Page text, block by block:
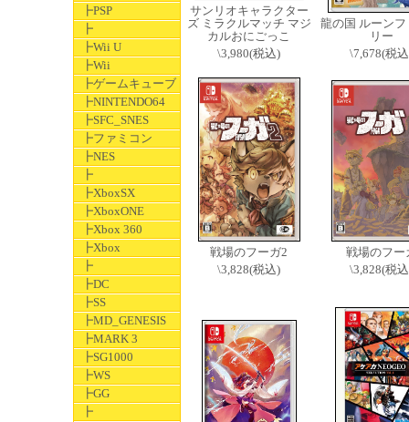
┣PSP
┣
┣Wii U
┣Wii
┣ゲームキューブ
┣NINTENDO64
┣SFC_SNES
┣ファミコン
┣NES
┣
┣XboxSX
┣XboxONE
┣Xbox 360
┣Xbox
┣
┣DC
┣SS
┣MD_GENESIS
┣MARK 3
┣SG1000
┣WS
┣GG
┣
サンリオキャラクター
ズ ミラクルマッチ マジ
カルおにごっこ
\3,980(税込)
龍の国 ルーン
リー
\7,678(税
戦場のフーガ2
\3,828(税込)
戦場のフー
\3,828(税